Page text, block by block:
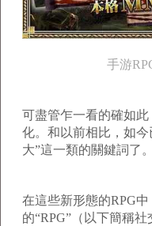
手游
可盡管乍一看的確如此
化。和以前相比，如今
大”這一類的關鍵詞了。
在這些新形態的RPG
的“RPG”（以下簡稱